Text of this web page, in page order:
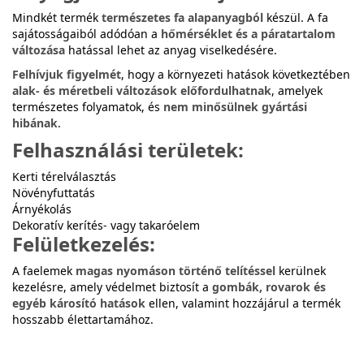
Mindkét termék természetes fa alapanyagból készül. A fa
sajátosságaiból adódóan a hőmérséklet és a páratartalom
változása hatással lehet az anyag viselkedésére.
Felhívjuk figyelmét, hogy a környezeti hatások következtében
alak- és méretbeli változások előfordulhatnak, amelyek
természetes folyamatok, és nem minősülnek gyártási
hibának.
Felhasználási területek:
Kerti térelválasztás
Növényfuttatás
Árnyékolás
Dekoratív kerítés- vagy takaróelem
Felületkezelés:
A faelemek magas nyomáson történő telítéssel kerülnek
kezelésre, amely védelmet biztosít a gombák, rovarok és
egyéb károsító hatások ellen, valamint hozzájárul a termék
hosszabb élettartamához.